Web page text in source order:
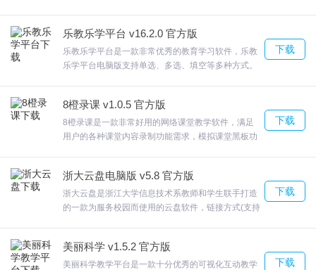
1) 请在微信童学APP全国启动群：按此格式提供[时间段] 为
[13:0015:00] 即可
4.为什么我查不到学员姓名和家长提供的号码？
1) 家长必须以教师提供的入班码方式注册入班，入班后显示在教师
2) 如班级审核列表中，教师未收到学员入班信息，教师向家长应索
要姓名与账号并提供给助理
索。如搜索不到即为未注册或注册到其它分校
的基础性、握笔坐姿、偏旁部首、规范性和实践性。
欢迎来合众软件园下载体验。
乐教乐学平台 v16.2.0 官方版
乐教乐学平台是一款非常优秀的教育学习软件，乐教
乐学平台电脑版支持单选、多选、填空等多种方式。
软件园下载体验。
下载
8橙录课 v1.0.5 官方版
8橙录课是一款非常好用的网络课堂教学软件，满足
用户的各种课堂内容录制功能需求，模拟课堂黑板功
软件园下载体验。
下载
浙大云盘电脑版 v5.8 官方版
浙大云盘是浙江大学信息技术系教师和学生联手打造
的一款为服务校园而使用的云盘软件，链接方式(支持
生们使用，欢迎来合众软件园下载体验。
下载
美丽科学 v1.5.2 官方版
美丽科学教学平台是一款十分优秀的可视化互动教学
下载